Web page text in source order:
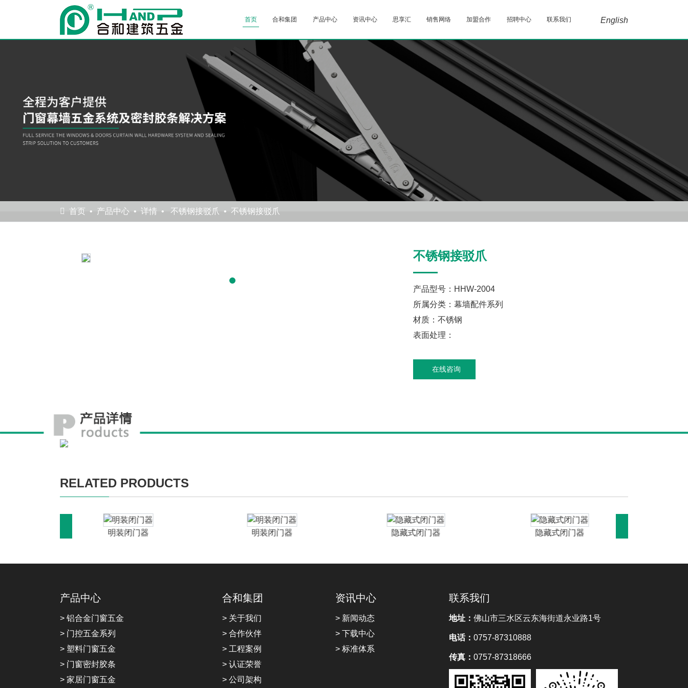
English
首页 合和集团 产品中心 资讯中心 思享汇 销售网络 加盟合作 招聘中心 联系我们
首页 产品中心 详情 不锈钢接驳爪 不锈钢接驳爪
不锈钢接驳爪
产品型号：HHW-2004
所属分类：幕墙配件系列
材质：不锈钢
表面处理：
在线咨询
RELATED PRODUCTS
明装闭门器 明装闭门器 隐藏式闭门器 隐藏式闭门器
产品中心
> 铝合金门窗五金
> 门控五金系列
> 塑料门窗五金
> 门窗密封胶条
> 家居门窗五金
合和集团
> 关于我们
> 合作伙伴
> 工程案例
> 认证荣誉
> 公司架构
资讯中心
> 新闻动态
> 下载中心
> 标准体系
联系我们
地址： 佛山市三水区云东海街道永业路1号
电话： 0757-87310888
传真： 0757-87318666